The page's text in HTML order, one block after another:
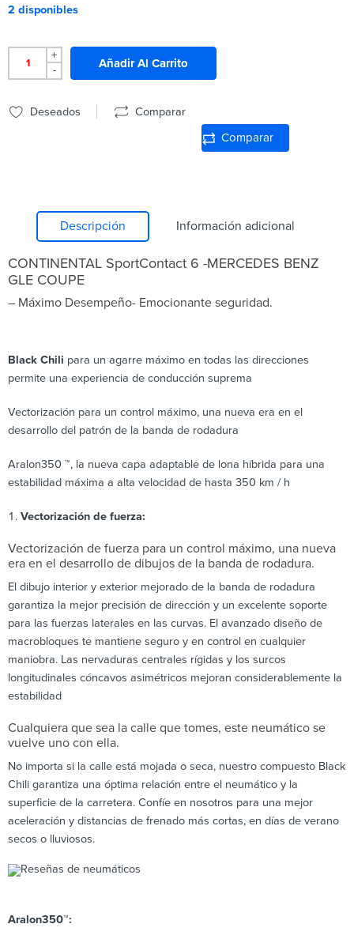
2 disponibles
+
-
Añadir Al Carrito
Deseados Comparar
Comparar
Descripción Información adicional
CONTINENTAL SportContact 6 -MERCEDES BENZ
GLE COUPE
– Máximo Desempeño- Emocionante seguridad.
Black Chili para un agarre máximo en todas las direcciones
permite una experiencia de conducción suprema
Vectorización para un control máximo, una nueva era en el
desarrollo del patrón de la banda de rodadura
Aralon350 ™, la nueva capa adaptable de lona híbrida para una
estabilidad máxima a alta velocidad de hasta 350 km / h
Vectorización de fuerza:
Vectorización de fuerza para un control máximo, una nueva
era en el desarrollo de dibujos de la banda de rodadura.
El dibujo interior y exterior mejorado de la banda de rodadura
garantiza la mejor precisión de dirección y un excelente soporte
para las fuerzas laterales en las curvas. El avanzado diseño de
macrobloques te mantiene seguro y en control en cualquier
maniobra. Las nervaduras centrales rígidas y los surcos
longitudinales cóncavos asimétricos mejoran considerablemente la
estabilidad
Cualquiera que sea la calle que tomes, este neumático se
vuelve uno con ella.
No importa si la calle está mojada o seca, nuestro compuesto Black
Chili garantiza una óptima relación entre el neumático y la
superficie de la carretera. Confíe en nosotros para una mejor
aceleración y distancias de frenado más cortas, en días de verano
secos o lluviosos.
Aralon350™: